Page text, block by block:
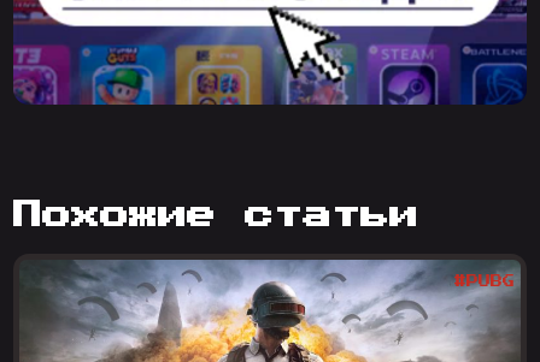
похожие статьи
#PUBG